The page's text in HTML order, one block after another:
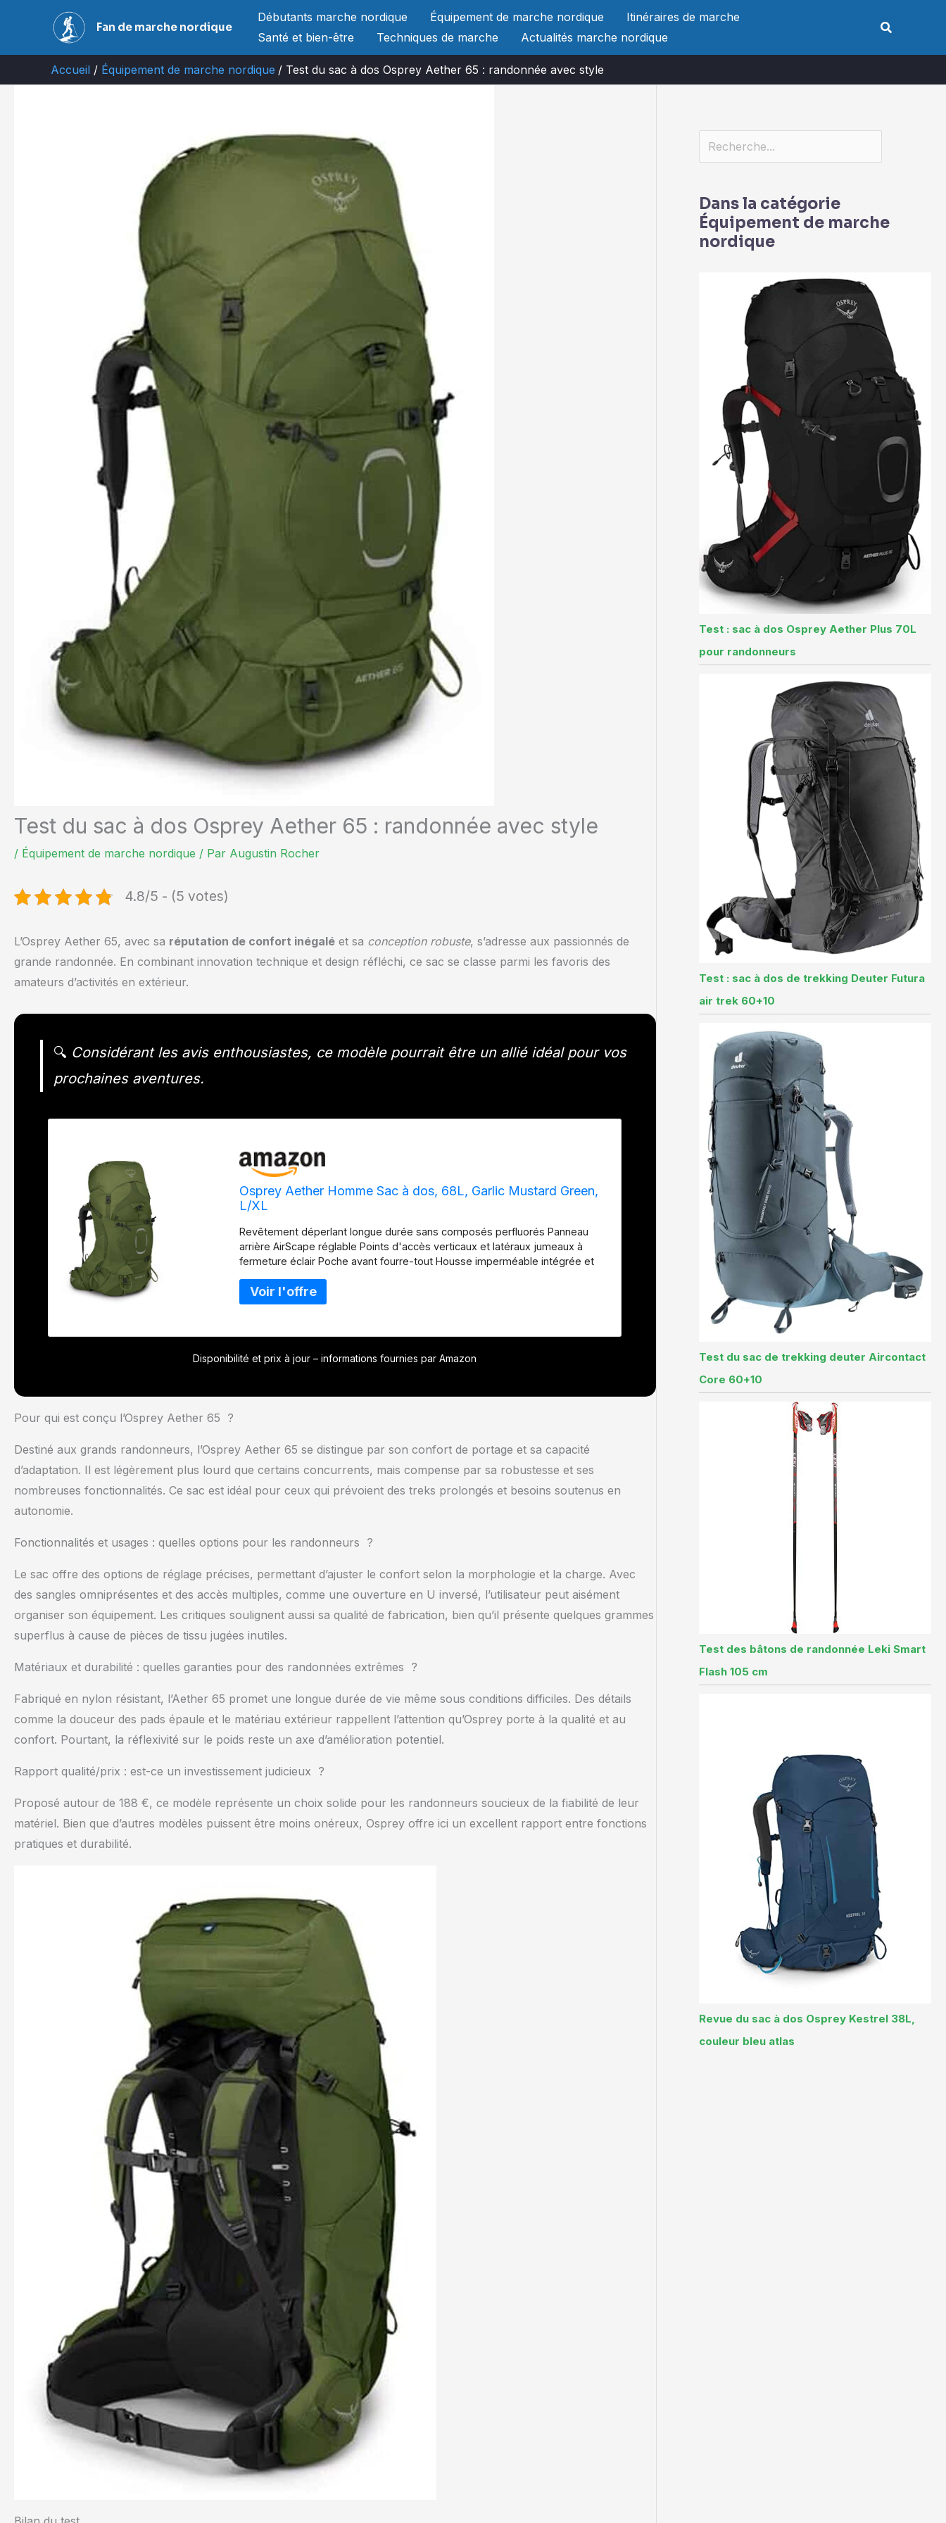
Fan de marche nordique
Débutants marche nordique Équipement de marche nordique
Itinéraires de marche
Santé et bien-être
Techniques de marche Actualités marche nordique
Rechercher
Accueil Équipement de marche nordique Test du sac à dos Osprey Aether 65 : randonnée avec style
Test du sac à dos Osprey Aether 65 : randonnée avec style
/ Équipement de marche nordique / Par Augustin Rocher
4.8/5 - (5 votes)
L’Osprey Aether 65, avec sa réputation de confort inégalé et sa conception robuste, s’adresse aux passionnés de
grande randonnée. En combinant innovation technique et design réfléchi, ce sac se classe parmi les favoris des
amateurs d’activités en extérieur.
🔍 Considérant les avis enthousiastes, ce modèle pourrait être un allié idéal pour vos
prochaines aventures.
Osprey Aether Homme Sac à dos, 68L, Garlic Mustard Green,
L/XL
Revêtement déperlant longue durée sans composés perfluorés Panneau
arrière AirScape réglable Points d'accès verticaux et latéraux jumeaux à
fermeture éclair Poche avant fourre-tout Housse imperméable intégrée et
Disponibilité et prix à jour – informations fournies par Amazon
Pour qui est conçu l’Osprey Aether 65 ?
Destiné aux grands randonneurs, l’Osprey Aether 65 se distingue par son confort de portage et sa capacité
d’adaptation. Il est légèrement plus lourd que certains concurrents, mais compense par sa robustesse et ses
nombreuses fonctionnalités. Ce sac est idéal pour ceux qui prévoient des treks prolongés et besoins soutenus en
autonomie.
Fonctionnalités et usages : quelles options pour les randonneurs ?
Le sac offre des options de réglage précises, permettant d’ajuster le confort selon la morphologie et la charge. Avec
des sangles omniprésentes et des accès multiples, comme une ouverture en U inversé, l’utilisateur peut aisément
organiser son équipement. Les critiques soulignent aussi sa qualité de fabrication, bien qu’il présente quelques grammes
superflus à cause de pièces de tissu jugées inutiles.
Matériaux et durabilité : quelles garanties pour des randonnées extrêmes ?
Fabriqué en nylon résistant, l’Aether 65 promet une longue durée de vie même sous conditions difficiles. Des détails
comme la douceur des pads épaule et le matériau extérieur rappellent l’attention qu’Osprey porte à la qualité et au
confort. Pourtant, la réflexivité sur le poids reste un axe d’amélioration potentiel.
Rapport qualité/prix : est-ce un investissement judicieux ?
Proposé autour de 188 €, ce modèle représente un choix solide pour les randonneurs soucieux de la fiabilité de leur
matériel. Bien que d’autres modèles puissent être moins onéreux, Osprey offre ici un excellent rapport entre fonctions
pratiques et durabilité.
Rechercher
Dans la catégorie
Équipement de marche
nordique
Test : sac à dos Osprey Aether Plus 70L
pour randonneurs
Test : sac à dos de trekking Deuter Futura
air trek 60+10
Test du sac de trekking deuter Aircontact
Core 60+10
Test des bâtons de randonnée Leki Smart
Flash 105 cm
Revue du sac à dos Osprey Kestrel 38L,
couleur bleu atlas